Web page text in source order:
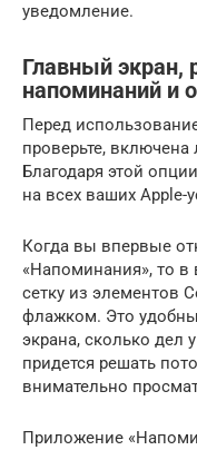
уведомление.
Главный экран,
напоминаний и
Перед
проверьте,
Благодаря этой
на всех ваших Apple-
Когда вы впервые
«Напоминания», то в
сетку из элементов
флажком. Это
экрана, сколько дел
придется решать
внимательно
Приложение